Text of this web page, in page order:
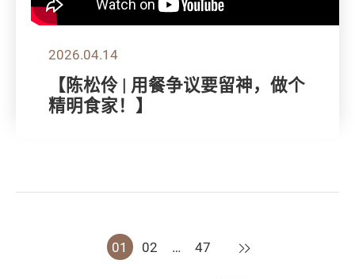
2026.04.14
【陈松伶 | 用餐争议要留神，做个
精明食家！】
01 02 … 47 下一页